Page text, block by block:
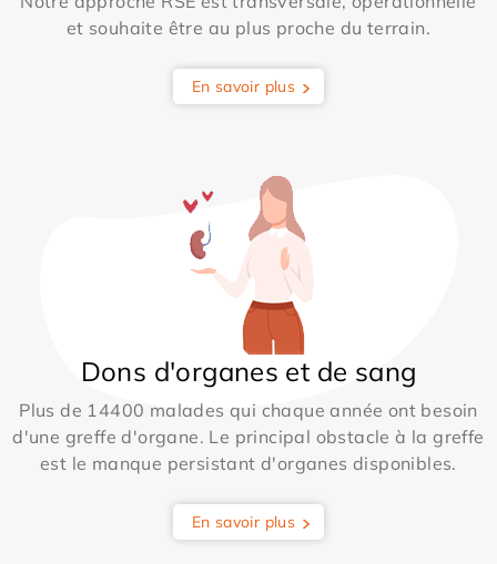
et souhaite être au plus proche du terrain.
En savoir plus
Dons d'organes et de sang
Plus de 14400 malades qui chaque année ont besoin
d'une greffe d'organe. Le principal obstacle à la greffe
est le manque persistant d'organes disponibles.
En savoir plus